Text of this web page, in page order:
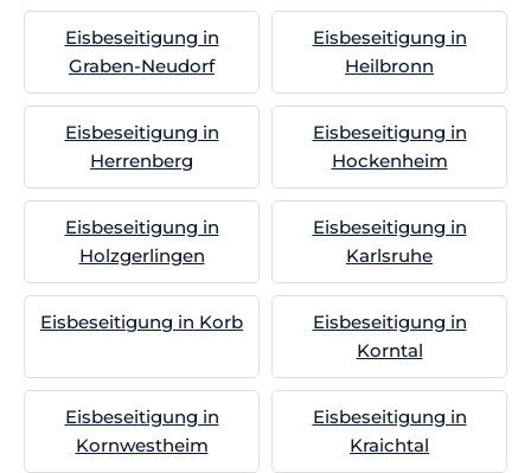
Eisbeseitigung in
Graben-Neudorf
Eisbeseitigung in
Heilbronn
Eisbeseitigung in
Herrenberg
Eisbeseitigung in
Hockenheim
Eisbeseitigung in
Holzgerlingen
Eisbeseitigung in
Karlsruhe
Eisbeseitigung in Korb
Eisbeseitigung in
Korntal
Eisbeseitigung in
Kornwestheim
Eisbeseitigung in
Kraichtal